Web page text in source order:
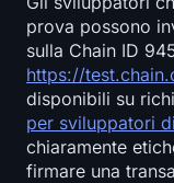
prova possono
sulla Chain ID
https://
disponibili su
per sviluppatori
chiaramente
firmare una